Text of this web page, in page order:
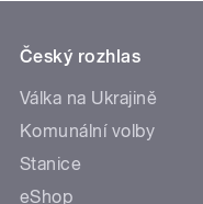
Český rozhlas
Válka na Ukrajině
Komunální volby
Stanice
eShop